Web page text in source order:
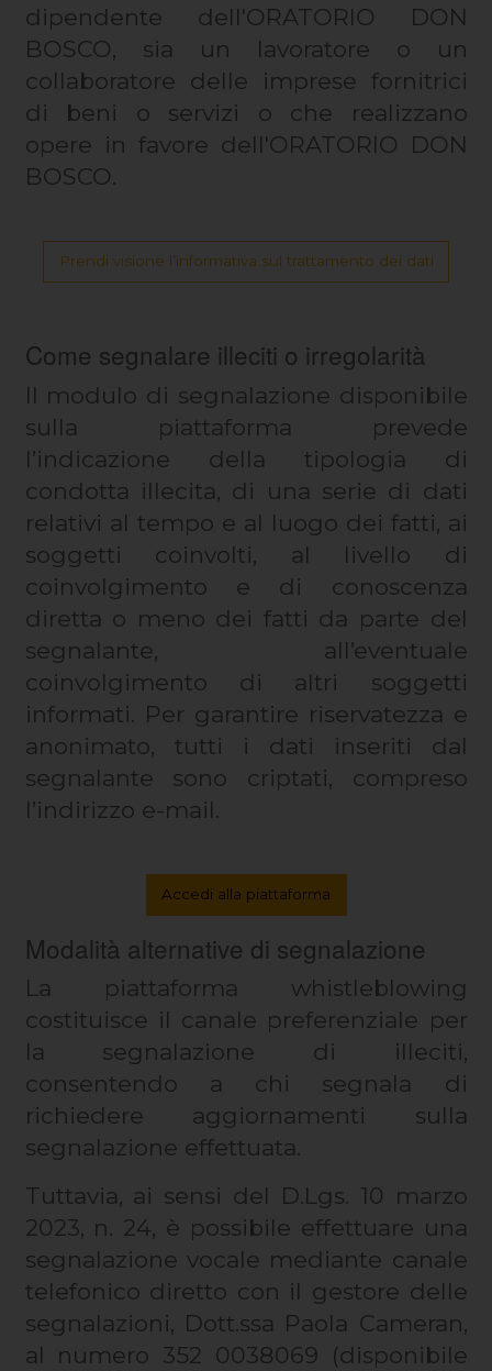
dipendente dell'ORATORIO DON
BOSCO, sia un lavoratore o un
collaboratore delle imprese fornitrici
di beni o servizi o che realizzano
opere in favore dell'ORATORIO DON
BOSCO.
Prendi visione l’informativa sul trattamento dei dati
Come segnalare illeciti o irregolarità
Il modulo di segnalazione disponibile
sulla piattaforma prevede
l’indicazione della tipologia di
condotta illecita, di una serie di dati
relativi al tempo e al luogo dei fatti, ai
soggetti coinvolti, al livello di
coinvolgimento e di conoscenza
diretta o meno dei fatti da parte del
segnalante, all’eventuale
coinvolgimento di altri soggetti
informati. Per garantire riservatezza e
anonimato, tutti i dati inseriti dal
segnalante sono criptati, compreso
l’indirizzo e-mail.
Accedi alla piattaforma
Modalità alternative di segnalazione
La piattaforma whistleblowing
costituisce il canale preferenziale per
la segnalazione di illeciti,
consentendo a chi segnala di
richiedere aggiornamenti sulla
segnalazione effettuata.
Tuttavia, ai sensi del D.Lgs. 10 marzo
2023, n. 24, è possibile effettuare una
segnalazione vocale mediante canale
telefonico diretto con il gestore delle
segnalazioni, Dott.ssa Paola Cameran,
al numero 352 0038069 (disponibile